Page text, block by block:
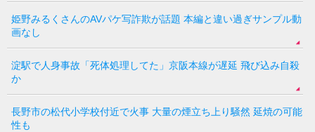
姫野みるくさんのAVパケ写詐欺が話題 本編と違い過ぎサンプル動
画なし
淀駅で人身事故「死体処理してた」京阪本線が遅延 飛び込み自殺
か
長野市の松代小学校付近で火事 大量の煙立ち上り騒然 延焼の可能
性も